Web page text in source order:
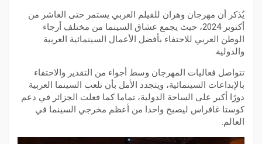
يُذكر أن مهرجان وهران للفيلم العربي يستمر حتى العاشر من
أكتوبر 2024، حيث يجمع عشاق السينما من مختلف أرجاء
الوطن العربي للاحتفاء بأفضل الأعمال السينمائية العربية
والدولية.
تتواصل فعاليات المهرجان وسط أجواء من التقدير والاحتفاء
بالإبداعات السينمائية، ويتجدد الأمل بأن تلعب السينما العربية
دورًا أكبر على الساحة الدولية، تماما كما فعلت الجزائر في دعم
كوستا غافراس ليصبح واحدا من أعظم مخرجي السينما في
العالم.